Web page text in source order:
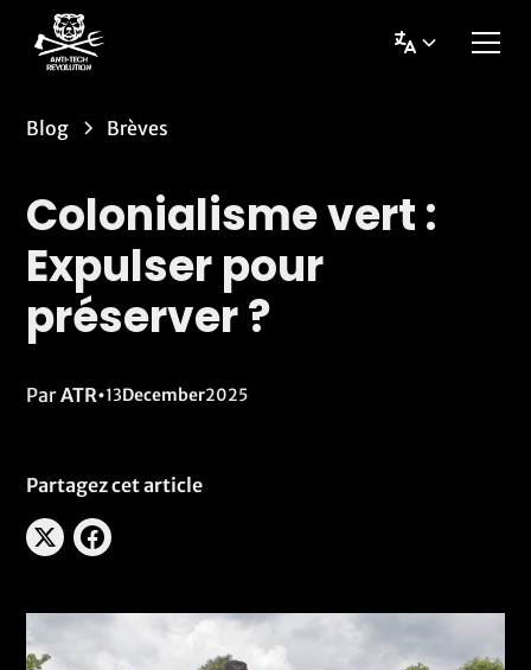
Blog Brèves
Colonialisme vert :
Expulser pour
préserver ?
Par ATR•13December2025
Partagez cet article